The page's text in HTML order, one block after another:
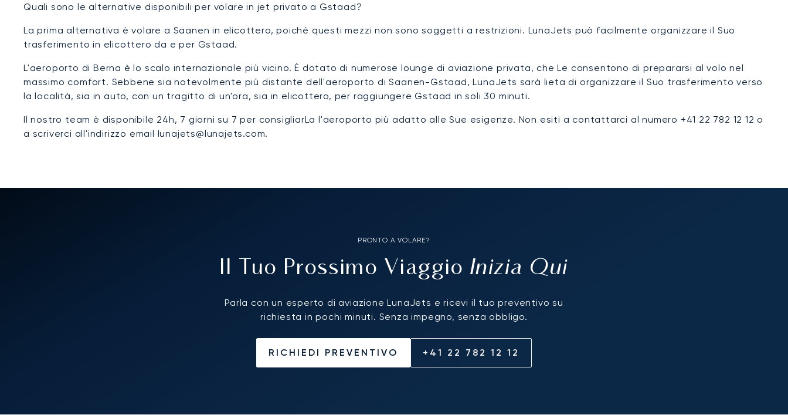
Quali sono le alternative disponibili per volare in jet privato a Gstaad?
La prima alternativa è volare a Saanen in elicottero, poiché questi mezzi non sono soggetti a restrizioni. LunaJets può facilmente organizzare il Suo
trasferimento in elicottero da e per Gstaad.
L'aeroporto di Berna è lo scalo internazionale più vicino. È dotato di numerose lounge di aviazione privata, che Le consentono di prepararsi al volo nel
massimo comfort. Sebbene sia notevolmente più distante dell'aeroporto di Saanen-Gstaad, LunaJets sarà lieta di organizzare il Suo trasferimento verso
la località, sia in auto, con un tragitto di un'ora, sia in elicottero, per raggiungere Gstaad in soli 30 minuti.
Il nostro team è disponibile 24h, 7 giorni su 7 per consigliarLa l'aeroporto più adatto alle Sue esigenze. Non esiti a contattarci al numero +41 22 782 12 12 o
a scriverci all'indirizzo email lunajets@lunajets.com.
PRONTO A VOLARE?
Il Tuo Prossimo Viaggio Inizia Qui
Parla con un esperto di aviazione LunaJets e ricevi il tuo preventivo su
richiesta in pochi minuti. Senza impegno, senza obbligo.
RICHIEDI PREVENTIVO +41 22 782 12 12